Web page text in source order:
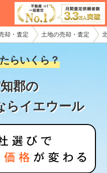
却・査定 土地の売却・査定
らいくら？
郡の
らイエウール
様